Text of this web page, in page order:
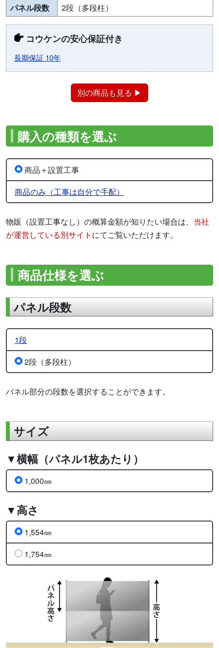
パネル段数 2段（多段柱）
コウケンの安心保証付き
長期保証 10年
別の商品も見る ▶
購入の種類を選ぶ
物販（設置工事なし）の概算金額が知りたい場合は、 当社
が運営している別サイト にてご覧いただけます。
商品＋設置工事
商品のみ（工事は自分で手配）
商品仕様を選ぶ
パネル段数
パネル部分の段数を選択することができます。
1段
2段（多段柱）
サイズ
▼横幅（パネル1枚あたり）
1,000㎜
▼高さ
1,554㎜
1,754㎜